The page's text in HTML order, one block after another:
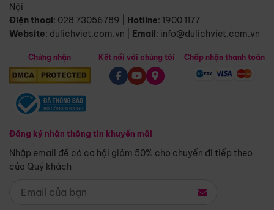
Nội
Điện thoại: 028 73056789 Hotline: 1900 1177
Website: dulichviet.com.vn Email: info@dulichviet.com.vn
Chứng nhận
Đăng ký nhận thông tin khuyến mãi
Nhập email để có cơ hội giảm 50% cho chuyến đi tiếp theo
của Quý khách
Kết nối với chúng tôi Chấp nhận thanh toán